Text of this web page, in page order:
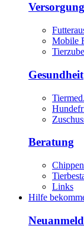
Versorgung
Mobile
Gesundheit
Beratung
Links
Hilfe